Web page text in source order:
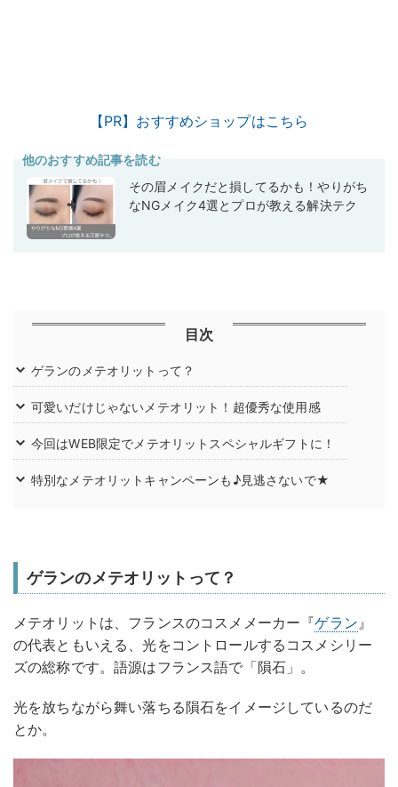
【PR】おすすめショップはこちら
他のおすすめ記事を読む
その眉メイクだと損してるかも！やりがち
なNGメイク4選とプロが教える解決テク
目次
ゲランのメテオリットって？
可愛いだけじゃないメテオリット！超優秀な使用感
今回はWEB限定でメテオリットスペシャルギフトに！
特別なメテオリットキャンペーンも♪見逃さないで★
ゲランのメテオリットって？
メテオリットは、フランスのコスメメーカー『ゲラン』
の代表ともいえる、光をコントロールするコスメシリー
ズの総称です。語源はフランス語で「隕石」。
光を放ちながら舞い落ちる隕石をイメージしているのだ
とか。